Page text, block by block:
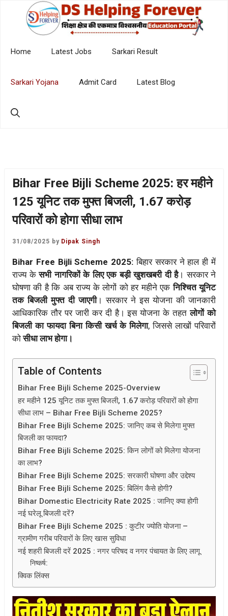
Home Latest Jobs Sarkari Result
Sarkari Yojana Admit Card Latest Blog
Bihar Free Bijli Scheme 2025: हर महीने
125 यूनिट तक मुफ्त बिजली, 1.67 करोड़
परिवारों को होगा सीधा लाभ
31/08/2025 by Dipak Singh
Bihar Free Bijli Scheme 2025: बिहार सरकार ने हाल ही में
राज्य केसभी नागरिकों के लिए एक बड़ी खुशखबरी दी है। सरकार ने
घोषणा की है कि अब राज्य के लोगों को हर महीने एक निश्चित यूनिट
तक बिजली मुफ्त दी जाएगी। सरकार ने इस योजना की जानकारी
आधिकारिक तौर पर जारी कर दी है। इस योजना के तहतलोगों को
बिजली का फायदा बिना किसी खर्च के मिलेगा, जिससे लाखों परिवारों
कोसीधा लाभ होगा।
Table of Contents
Bihar Free Bijli Scheme 2025-Overview
हर महीने 125 यूनिट तक मुफ्त बिजली, 1.67 करोड़ परिवारों को होगा
सीधा लाभ – Bihar Free Bijli Scheme 2025?
Bihar Free Bijli Scheme 2025: जानिए कब से मिलेगा मुफ्त
बिजली का फायदा?
Bihar Free Bijli Scheme 2025: किन लोगों को मिलेगा योजना
का लाभ?
Bihar Free Bijli Scheme 2025: सरकारी घोषणा और उद्देश्य
Bihar Free Bijli Scheme 2025: बिलिंग कैसे होगी?
Bihar Domestic Electricity Rate 2025 : जानिए क्या होगी
नई घरेलू बिजली दरें?
Bihar Free Bijli Scheme 2025 : कुटीर ज्योति योजना –
ग्रामीण गरीब परिवारों के लिए खास सुविधा
नई शहरी बिजली दरें 2025 : नगर परिषद व नगर पंचायत के लिए लागू
निष्कर्ष:
क्विक लिंक्स